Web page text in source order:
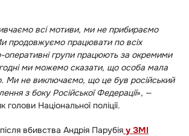
всі мотиви, ми не прибираємо
продовжуємо працювати по всіх
оперативні групи працюють за окремими
ми можемо сказати, що особа мала
Ми не виключаємо, що це був російський
з боку Російської Федерації», —
голови Національної поліції.
вбивства Андрія Парубія у ЗМІ